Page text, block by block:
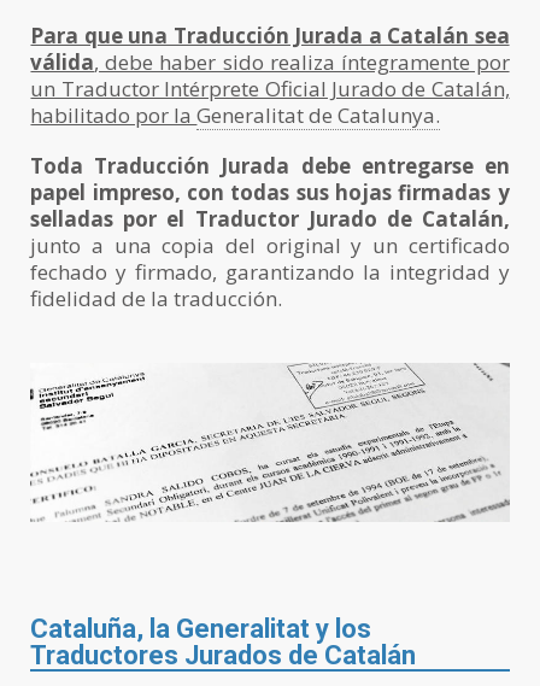
Para que una Traducción Jurada a Catalán sea
válida, debe haber sido realiza íntegramente por
un Traductor Intérprete Oficial Jurado de Catalán,
habilitado por laGeneralitat de Catalunya.
Toda Traducción Jurada debe entregarse en
papel impreso, con todas sus hojas firmadas y
selladas por el Traductor Jurado de Catalán,
junto a una copia del original y un certificado
fechado y firmado, garantizando la integridad y
fidelidad de la traducción.
Cataluña, la Generalitat y los
Traductores Jurados de Catalán